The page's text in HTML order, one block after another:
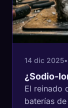
14 dic 2025
¿Sodio-
El reinado
baterías